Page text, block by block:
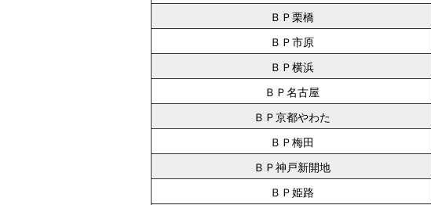
ＢＰ栗橋
ＢＰ市原
ＢＰ横浜
ＢＰ名古屋
ＢＰ京都やわた
ＢＰ梅田
ＢＰ神戸新開地
ＢＰ姫路